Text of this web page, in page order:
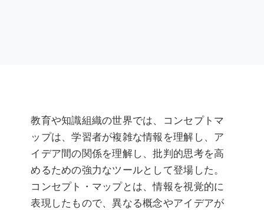
教育や知識組織の世界では、コンセプトマ
ップは、学習者が複雑な情報を理解し、ア
イデア間の関係を理解し、批判的思考を高
めるための強力なツールとして登場した。
コンセプト・マップとは、情報を視覚的に
表現したもので、異なる概念やアイデアが